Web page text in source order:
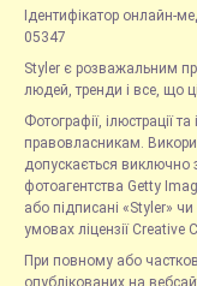
Ідентифікатор онлайн-
05347
Styler є розважальним
людей, тренди і все, що
Фотографії, ілюстрації
правовласникам.
допускається виключно
фотоагентства Getty
або підписані «Styler»
умовах ліцензії
При повному або
опублікованих на